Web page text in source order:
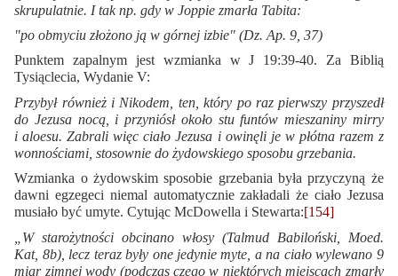
skrupulatnie. I tak np. gdy w Joppie zmarła Tabita:
"po obmyciu złożono ją w górnej izbie" (Dz. Ap. 9, 37)
Punktem zapalnym jest wzmianka w J 19:39-40. Za Biblią
Tysiąclecia, Wydanie V:
Przybył również i Nikodem, ten, który po raz pierwszy przyszedł
do Jezusa nocą, i przyniósł około stu funtów mieszaniny mirry
i aloesu.Zabrali więc ciało Jezusa i owinęli je w płótna razem z
wonnościami, stosownie do żydowskiego sposobu grzebania.
Wzmianka o żydowskim sposobie grzebania była przyczyną że
dawni egzegeci niemal automatycznie zakładali że ciało Jezusa
musiało być umyte. Cytując McDowella i Stewarta:[154]
„W starożytności obcinano włosy (Talmud Babiloński, Moed.
Kat, 8b), lecz teraz były one jedynie myte, a na ciało wylewano 9
miar zimnej wody (podczas czego w niektórych miejscach zmarły